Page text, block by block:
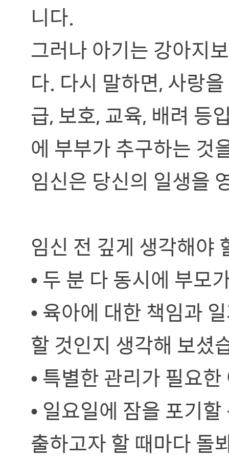
니다.
그러나 아기는 강아지
다. 다시 말하면, 사랑
급, 보호, 교육, 배려 등
에 부부가 추구하는 것
임신은 당신의 일생을
임신 전 깊게 생각해야
• 두 분 다 동시에 부모
• 육아에 대한 책임과
할 것인지 생각해 보셨
• 특별한 관리가 필요
• 일요일에 잠을 포기
출하고자 할 때마다 돌